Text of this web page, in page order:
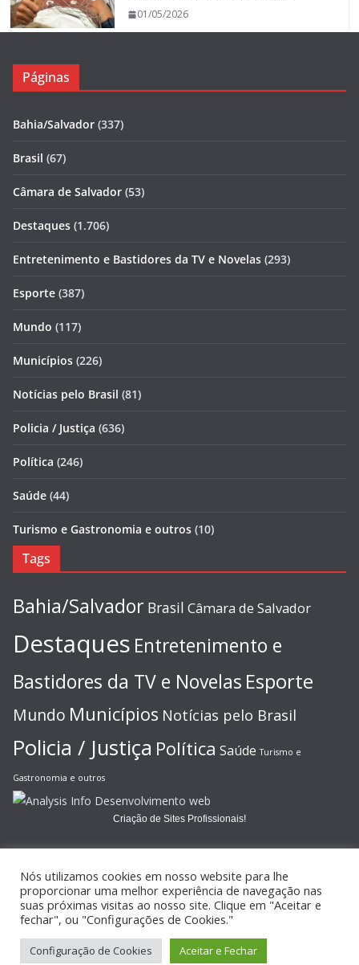
01/05/2026
Páginas
Bahia/Salvador (337)
Brasil (67)
Câmara de Salvador (53)
Destaques (1.706)
Entretenimento e Bastidores da TV e Novelas (293)
Esporte (387)
Mundo (117)
Municípios (226)
Notícias pelo Brasil (81)
Policia / Justiça (636)
Política (246)
Saúde (44)
Turismo e Gastronomia e outros (10)
Tags
Bahia/Salvador Brasil Câmara de Salvador
Destaques Entretenimento e
Bastidores da TV e Novelas Esporte
Mundo Municípios Notícias pelo Brasil
Policia / Justiça Política Saúde Turismo e
Gastronomia e outros
Criação de Sites Profissionais!
Copyright © 2026JORNAL GAZETA ONLINE
reservados.
Tema:ColorMagpor ThemeGrill. Powered by
Nós utilizamos cookies em nosso website para lhe
proporcionar uma melhor experiência de navegação nas
suas próximas visitas ao nosso site. Clique em "Aceitar e
fechar", ou "Configurações de Cookies."
Configuração de Cookies Aceitar e Fechar